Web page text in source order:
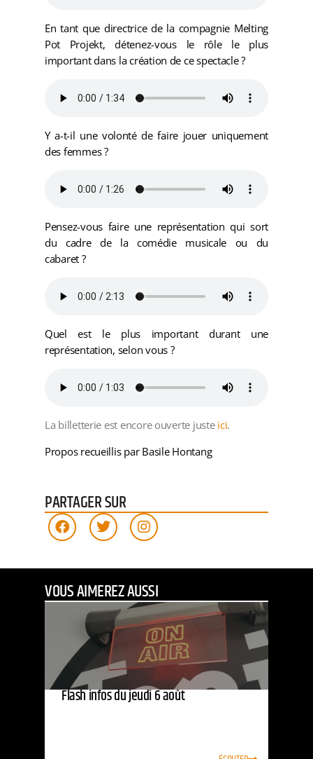
En tant que directrice de la compagnie Melting
Pot Projekt, détenez-vous le rôle le plus
important dans la création de ce spectacle ?
Y a-t-il une volonté de faire jouer uniquement
des femmes ?
Pensez-vous faire une représentation qui sort
du cadre de la comédie musicale ou du
cabaret ?
Quel est le plus important durant une
représentation, selon vous ?
La billetterie est encore ouverte juste ici.
Propos recueillis par Basile Hontang
PARTAGER SUR
VOUS AIMEREZ AUSSI
Flash infos du jeudi 6 août